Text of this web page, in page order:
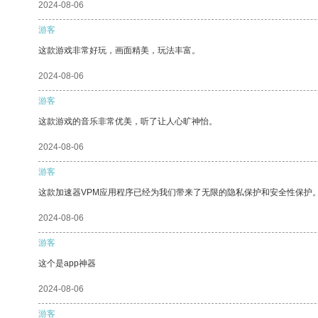
2024-08-06
游客
这款游戏非常好玩，画面精美，玩法丰富。
2024-08-06
游客
这款游戏的音乐非常优美，听了让人心旷神怡。
2024-08-06
游客
这款加速器VPM应用程序已经为我们带来了无限的隐私保护和安全性保护
2024-08-06
游客
这个是app神器
2024-08-06
游客